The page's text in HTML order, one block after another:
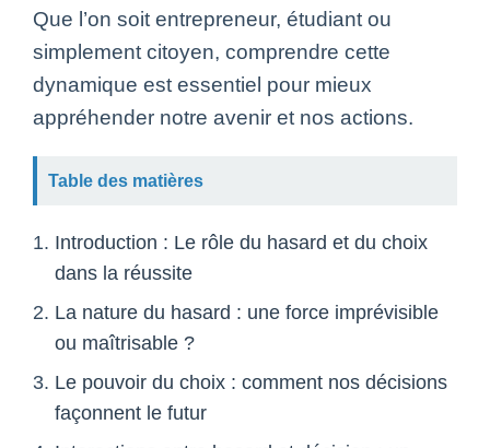
Que l’on soit entrepreneur, étudiant ou
simplement citoyen, comprendre cette
dynamique est essentiel pour mieux
appréhender notre avenir et nos actions.
Table des matières
Introduction : Le rôle du hasard et du choix
dans la réussite
La nature du hasard : une force imprévisible
ou maîtrisable ?
Le pouvoir du choix : comment nos décisions
façonnent le futur